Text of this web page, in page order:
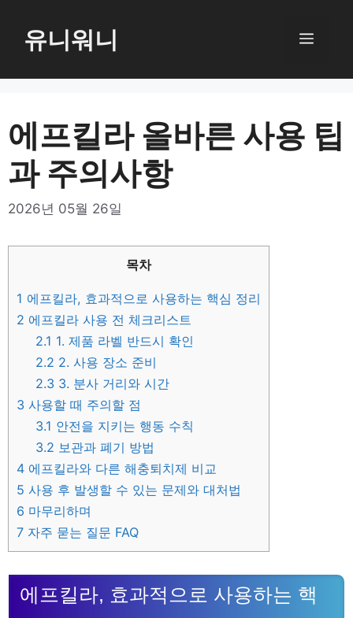
로
뛰
기
유니워니 메
에프킬라 올바른 사용 팁
과 주의사항
2026년 05월 26일
목차
1 에프킬라, 효과적으로 사용하는 핵심 정리
2 에프킬라 사용 전 체크리스트
2.1 1. 제품 라벨 반드시 확인
2.2 2. 사용 장소 준비
2.3 3. 분사 거리와 시간
3 사용할 때 주의할 점
3.1 안전을 지키는 행동 수칙
3.2 보관과 폐기 방법
4 에프킬라와 다른 해충퇴치제 비교
5 사용 후 발생할 수 있는 문제와 대처법
6 마무리하며
7 자주 묻는 질문 FAQ
에프킬라, 효과적으로 사용하는 핵